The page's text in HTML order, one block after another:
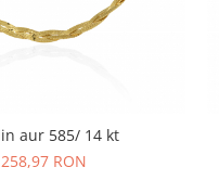
aur 585/ 14 kt
RON